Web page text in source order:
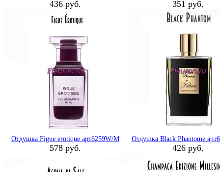
436 руб. 351 руб.
Отдушка Figue erotique арт6259W/M
578 руб.
Отдушка Black Phantome
426 руб.